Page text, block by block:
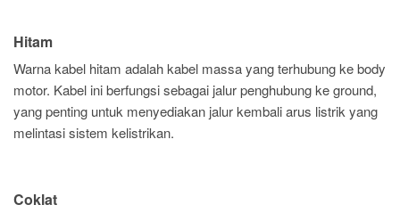
Hitam
Warna kabel hitam adalah kabel massa yang terhubung ke body
motor. Kabel ini berfungsi sebagai jalur penghubung ke ground,
yang penting untuk menyediakan jalur kembali arus listrik yang
melintasi sistem kelistrikan.
Coklat